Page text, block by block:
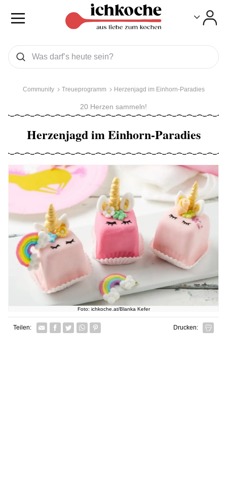
Was wollen Sie suchen
Suchen
Community Treueprogramm Herzenjagd im Einhorn-Paradies
20 Herzen sammeln!
Herzenjagd im Einhorn-Paradies
Foto: ichkoche.at/Blanka Kefer
Teilen: Facebook
TwitterWhatsapp senden
Pin it Drucken: